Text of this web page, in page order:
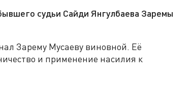
судьи Сайди Янгулбаева Заремы
Зарему Мусаеву виновной. Её
и применение насилия к